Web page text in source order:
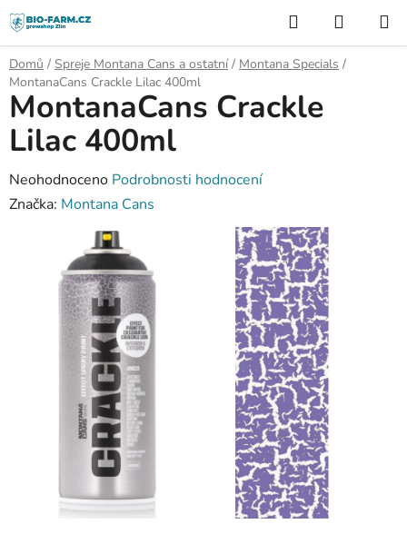
Přejít
na
obsah
Hledat
KOŠÍK
Domů / Spreje Montana Cans a ostatní / Montana Specials /
MontanaCans Crackle Lilac 400ml
MontanaCans Crackle
Lilac 400ml
Průměrné
hodnocení
Neohodnoceno Podrobnosti hodnocení
Značka: Montana Cans